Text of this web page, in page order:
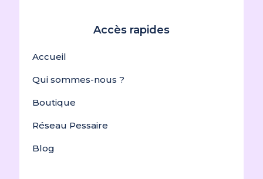
Accès rapides
Accueil
Qui sommes-nous ?
Boutique
Réseau Pessaire
Blog